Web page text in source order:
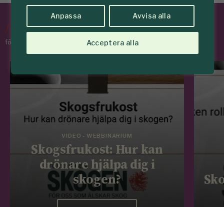
Anpassa Avvisa alla
Acceptera alla
/Tips & Råd
för skogens medlemmar
VIDEO - WEBBINARIUM
Skogsfrukost: Hur kan
drönare hjälpa dig i
skogen?